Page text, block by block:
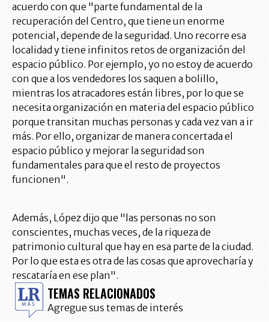
acuerdo con que "parte fundamental de la
recuperación del Centro, que tiene un enorme
potencial, depende de la seguridad. Uno recorre esa
localidad y tiene infinitos retos de organización del
espacio público. Por ejemplo, yo no estoy de acuerdo
con que a los vendedores los saquen a bolillo,
mientras los atracadores están libres, por lo que se
necesita organización en materia del espacio público
porque transitan muchas personas y cada vez van a ir
más. Por ello, organizar de manera concertada el
espacio público y mejorar la seguridad son
fundamentales para que el resto de proyectos
funcionen".
Además, López dijo que "las personas no son
conscientes, muchas veces, de la riqueza de
patrimonio cultural que hay en esa parte de la ciudad.
Por lo que esta es otra de las cosas que aprovecharía y
rescataría en ese plan".
TEMAS RELACIONADOS
Agregue sus temas de interés